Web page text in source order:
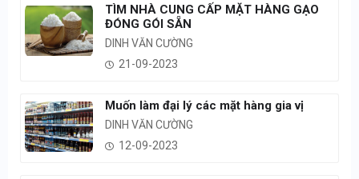
TÌM NHÀ CUNG CẤP MẶT HÀNG GẠO
ĐÓNG GÓI SẴN
DINH VĂN CƯỜNG
21-09-2023
Muốn làm đại lý các mặt hàng gia vị
DINH VĂN CƯỜNG
12-09-2023